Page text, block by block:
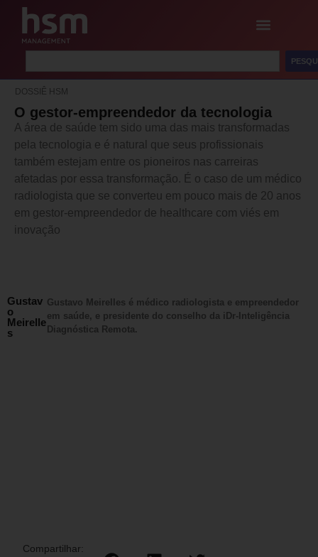
DOSSIÊ HSM
O gestor-empreendedor da tecnologia
A área de saúde tem sido uma das mais transformadas
pela tecnologia e é natural que seus profissionais
também estejam entre os pioneiros nas carreiras
afetadas por essa transformação. É o caso de um médico
radiologista que se converteu em pouco mais de 20 anos
em gestor-empreendedor de healthcare com viés em
inovação
Gustav
o
Meirelle
s
Gustavo Meirelles é médico radiologista e empreendedor
em saúde, e presidente do conselho da iDr-Inteligência
Diagnóstica Remota.
Compartilhar: